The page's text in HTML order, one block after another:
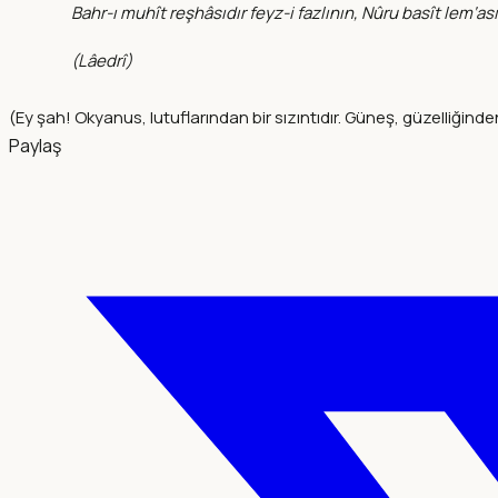
Bahr-ı muhît reşhâsıdır feyz-i fazlının, Nûru basît
(Lâedrî)
(Ey şah! Okyanus, lutuflarından bir sızıntıdır. Güneş,
Paylaş